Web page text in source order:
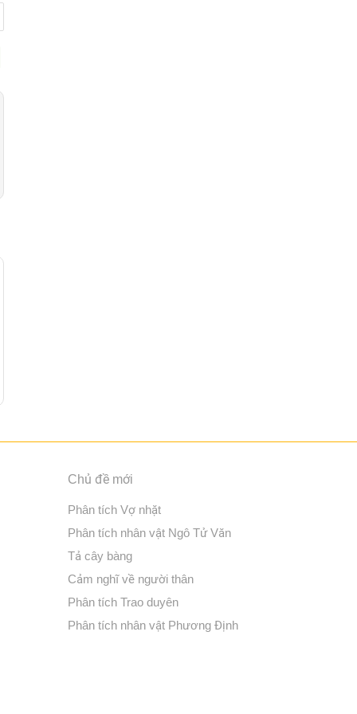
Chủ đề mới
Phân tích Vợ nhặt
Phân tích nhân vật Ngô Tử Văn
Tả cây bàng
Cảm nghĩ về người thân
Phân tích Trao duyên
Phân tích nhân vật Phương Định